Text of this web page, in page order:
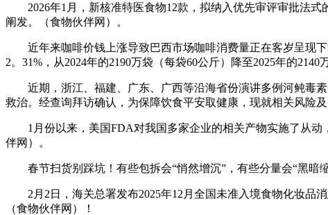
2026年1月，新核准特医食物12款，拟纳入优先审评审批法式
阐发。（食物伙伴网）。
近年来咖啡价钱上涨导致巴西市场咖啡消费量正在客岁呈现下
2。31%，从2024年的2190万袋（每袋60公斤）降至2025年的
近期，浙江、福建、广东、广西等沿海省份演讲多例河鲀毒素
救治。经查询拜访确认，为保障饮食平安取健康，现就相关风险
1月份以来，美国FDA对我国多家企业的相关产物实施了从动
伴网）。
春节扫货别踩坑！有些包拆会“悄然增沉”，有些分量会“黑暗
2月2日，海关总署发布2025年12月全国未准入境食物化妆品消
（食物伙伴网）！